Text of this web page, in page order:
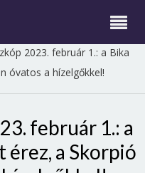
2023. február 1.: a Bika
óvatos a hízelgőkkel!
február 1.: a
a Skorpió